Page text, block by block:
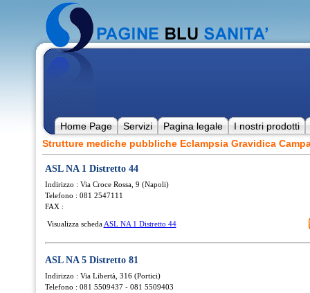
Home Page Servizi Pagina legale
I nostri prodotti
Strutture mediche pubbliche Eclampsia Gravidica
ASL NA 1 Distretto 44
Indirizzo : Via Croce Rossa, 9 (Napoli)
Telefono : 081 2547111
FAX :
Visualizza scheda ASL NA 1 Distretto 44
ASL NA 5 Distretto 81
Indirizzo : Via Libertà, 316 (Portici)
Telefono : 081 5509437 - 081 5509403